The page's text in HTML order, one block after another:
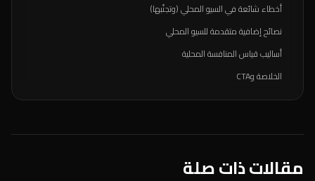
أخطاء شائعة في السيو المحلي (وتجنّبها)
نصائح إضافية متقدمة للسيو المحلي
أساليب قياس المنافسة المحلية
الخلاصة وCTA
مقالات ذات صلة